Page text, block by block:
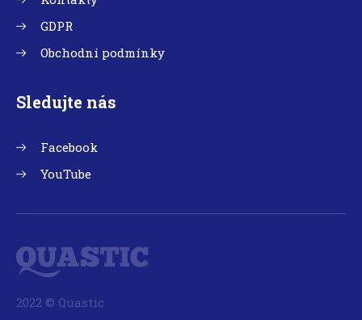
GDPR
Obchodní podmínky
Sledujte nás
Facebook
YouTube
2022 © Quastic